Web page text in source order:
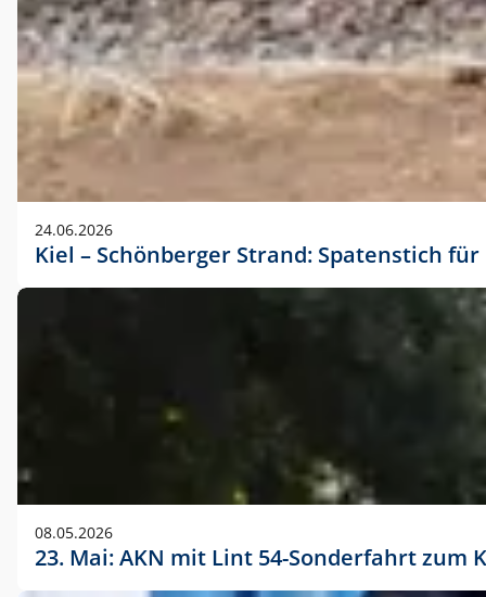
24.06.2026
Kiel – Schönberger Strand: Spatenstich
08.05.2026
23. Mai: AKN mit Lint 54-Sonderfahrt